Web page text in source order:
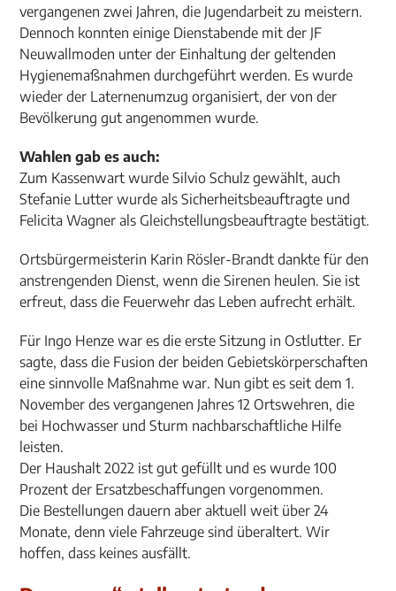
vergangenen zwei Jahren, die Jugendarbeit zu meistern.
Dennoch konnten einige Dienstabende mit der JF
Neuwallmoden unter der Einhaltung der geltenden
Hygienemaßnahmen durchgeführt werden. Es wurde
wieder der Laternenumzug organisiert, der von der
Bevölkerung gut angenommen wurde.
Wahlen gab es auch:
Zum Kassenwart wurde Silvio Schulz gewählt, auch
Stefanie Lutter wurde als Sicherheitsbeauftragte und
Felicita Wagner als Gleichstellungsbeauftragte bestätigt.
Ortsbürgermeisterin Karin Rösler-Brandt dankte für den
anstrengenden Dienst, wenn die Sirenen heulen. Sie ist
erfreut, dass die Feuerwehr das Leben aufrecht erhält.
Für Ingo Henze war es die erste Sitzung in Ostlutter. Er
sagte, dass die Fusion der beiden Gebietskörperschaften
eine sinnvolle Maßnahme war. Nun gibt es seit dem 1.
November des vergangenen Jahres 12 Ortswehren, die
bei Hochwasser und Sturm nachbarschaftliche Hilfe
leisten.
Der Haushalt 2022 ist gut gefüllt und es wurde 100
Prozent der Ersatzbeschaffungen vorgenommen.
Die Bestellungen dauern aber aktuell weit über 24
Monate, denn viele Fahrzeuge sind überaltert. Wir
hoffen, dass keines ausfällt.